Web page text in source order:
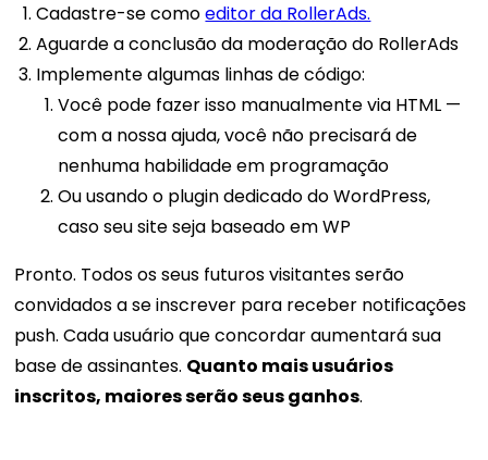
Cadastre-se comoeditor da RollerAds.
Aguarde a conclusão da moderação do RollerAds
Implemente algumas linhas de código:
Você pode fazer isso manualmente via HTML —
com a nossa ajuda, você não precisará de
nenhuma habilidade em programação
Ou usando o plugin dedicado do WordPress,
caso seu site seja baseado em WP
Pronto. Todos os seus futuros visitantes serão
convidados a se inscrever para receber notificações
push. Cada usuário que concordar aumentará sua
base de assinantes. Quanto mais usuários
inscritos, maiores serão seus ganhos.